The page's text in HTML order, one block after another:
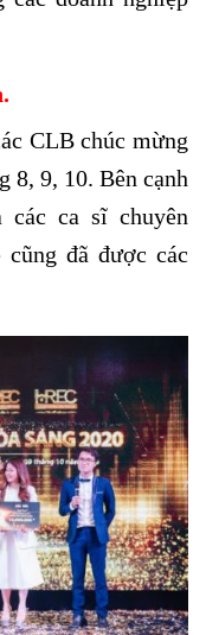
CLB chúc mừng
8, 9, 10. Bên cạnh
các ca sĩ chuyên
đã được các